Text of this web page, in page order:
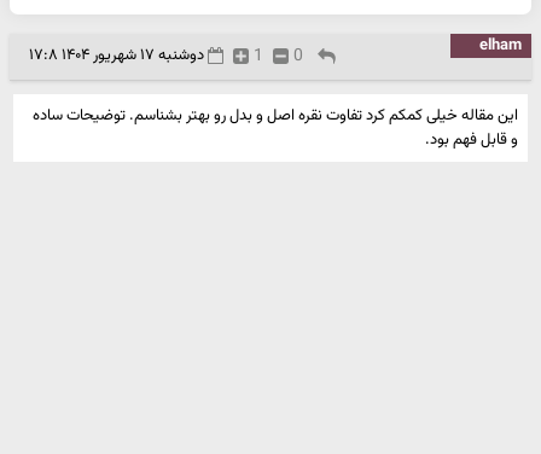
elham دوشنبه ۱۷ شهریور ۱۴۰۴ ۱۷:۸ 0
1
این مقاله خیلی کمکم کرد تفاوت نقره اصل و بدل رو بهتر بشناسم. توضیحات ساده
و قابل فهم بود.